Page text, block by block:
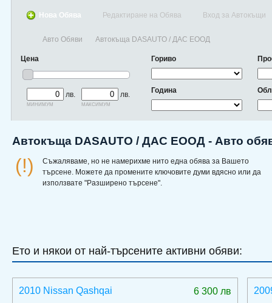
Нова Обява Редактиране на Обява Вход за Автокъщи
Авто Обяви Автокъща DASAUTO / ДАС ЕООД
Цена
лв.
минимум
лв.
максимум
Гориво
Година
Автокъща DASAUTO / ДАС ЕООД - Авто
(!)
Съжаляваме, но не намерихме нито една обява за Вашето
търсене. Можете да промените ключовите думи вдясно или да
използвате "Разширено търсене".
Ето и някои от най-търсените активни обяви:
6 300 лв
2010 Nissan Qashqai